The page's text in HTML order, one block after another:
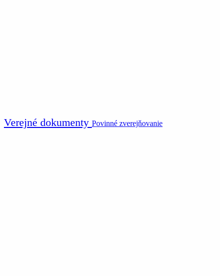
Verejné dokumenty Povinné zverejňovanie